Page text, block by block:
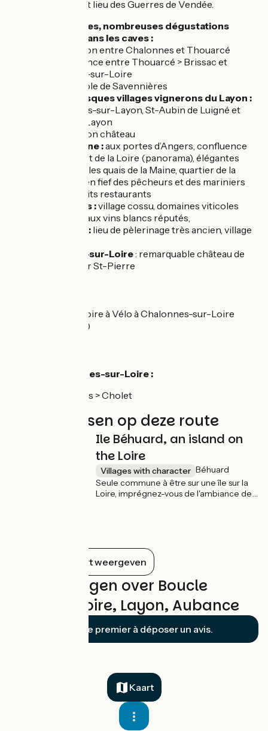
le Pont Barré, haut lieu des Guerres de Vendée.
Les vignobles, nombreuses dégustations
possibles dans les caves :
Le Layon entre Chalonnes et Thouarcé
L'Aubance entre Thouarcé > Brissac et
Juigné-sur-Loire
Vignoble de Savennières
Les pittoresques villages vignerons du Layon :
Chaudefonds-sur-Layon, St-Aubin de Luigné et
Rablay-sur-Layon
et son château
Bouchemaine :aux portes d’Angers, confluence
de la Maine et de la Loire (panorama), élégantes
maisons sur les quais de la Maine, quartier de la
pointe, ancien fief des pêcheurs et des mariniers
avec ses petits restaurants
Savennières :village cossu, domaines viticoles
prestigieux aux vins blancs réputés,
île Béhuard : lieu de pèlerinage très ancien, village
Chalonnes-sur-Loire: remarquable château de
Candais, tour St-Pierre
Connexion à La Loire à Vélo à Chalonnes-sur-Loire
(traverser le pont)
Gare de Chalonnes-sur-Loire :
Ligne Angers > Cholet
Niet te missen op deze route
Ile Béhuard, an island on
the Loire
Villages with character Béhuard
Seule commune à être sur une île sur la
Loire, imprégnez-vous de l'ambiance de
Alles op de kaart weergeven
Beoordelingen over Boucle
vignoble Loire, Layon, Aubance
Soyez le premier à déposer un avis.
Kaart